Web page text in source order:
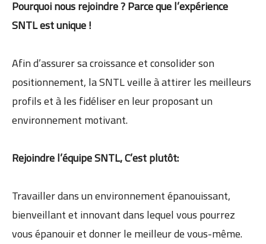
Pourquoi nous rejoindre ? Parce que l’expérience
SNTL est unique !
Afin d’assurer sa croissance et consolider son
positionnement, la SNTL veille à attirer les meilleurs
profils et à les fidéliser en leur proposant un
environnement motivant.
Rejoindre l’équipe SNTL, C’est plutôt:
Travailler dans un environnement épanouissant,
bienveillant et innovant dans lequel vous pourrez
vous épanouir et donner le meilleur de vous-même.